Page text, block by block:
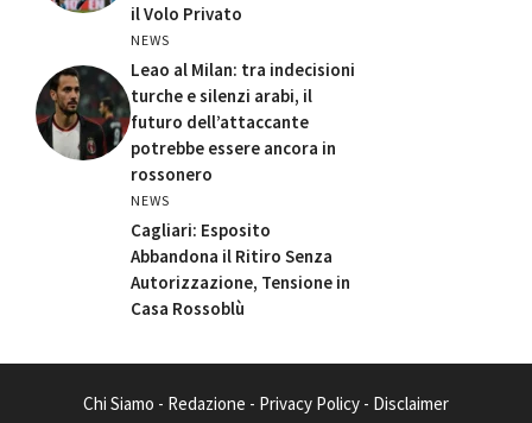
il Volo Privato
NEWS
Leao al Milan: tra indecisioni
turche e silenzi arabi, il
futuro dell’attaccante
potrebbe essere ancora in
rossonero
NEWS
Cagliari: Esposito
Abbandona il Ritiro Senza
Autorizzazione, Tensione in
Casa Rossoblù
Chi Siamo - Redazione - Privacy Policy - Disclaimer